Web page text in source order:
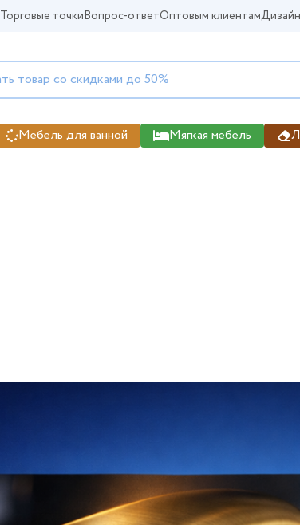
Торговые точкиВопрос-ответОптовым клиентам
Мебель для ванной Мягкая мебель